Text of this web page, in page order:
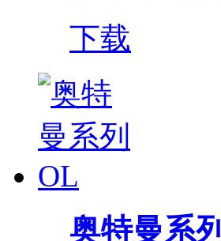
下载
奥特曼系